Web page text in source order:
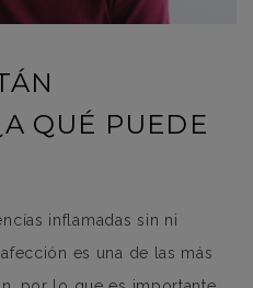
QUÉ PUEDE
inflamadas sin ni
es una de las más